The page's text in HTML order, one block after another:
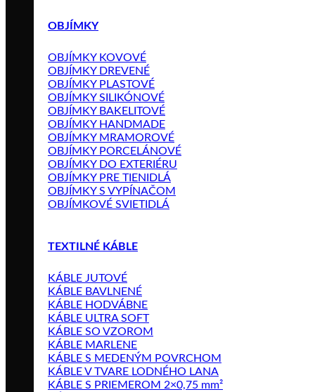
OBJÍMKY
OBJÍMKY KOVOVÉ
OBJÍMKY DREVENÉ
OBJÍMKY PLASTOVÉ
OBJÍMKY SILIKÓNOVÉ
OBJÍMKY BAKELITOVÉ
OBJÍMKY HANDMADE
OBJÍMKY MRAMOROVÉ
OBJÍMKY PORCELÁNOVÉ
OBJÍMKY DO EXTERIÉRU
OBJÍMKY PRE TIENIDLÁ
OBJÍMKY S VYPÍNAČOM
OBJÍMKOVÉ SVIETIDLÁ
TEXTILNÉ KÁBLE
KÁBLE JUTOVÉ
KÁBLE BAVLNENÉ
KÁBLE HODVÁBNE
KÁBLE ULTRA SOFT
KÁBLE SO VZOROM
KÁBLE MARLENE
KÁBLE S MEDENÝM POVRCHOM
KÁBLE V TVARE LODNÉHO LANA
KÁBLE S PRIEMEROM 2×0,75 mm²